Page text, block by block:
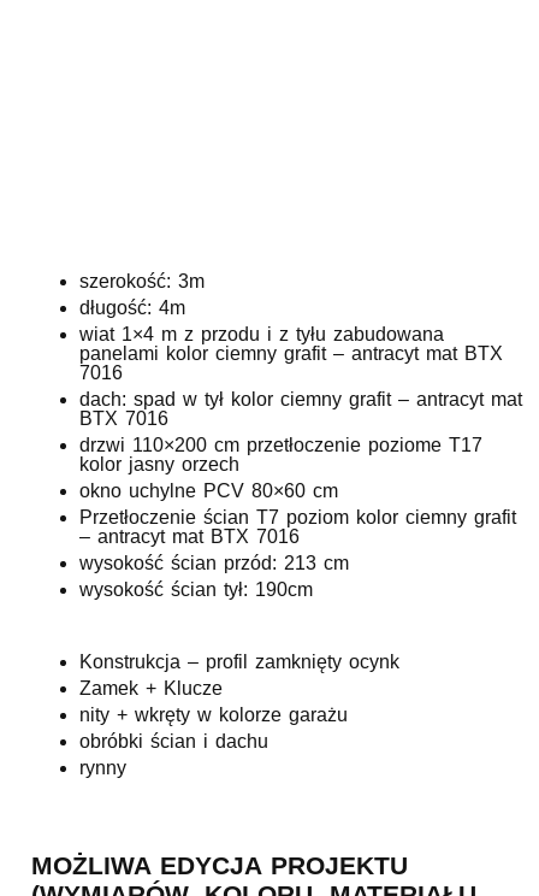
szerokość: 3m
długość: 4m
wiat 1×4 m z przodu i z tyłu zabudowana
panelami kolor ciemny grafit – antracyt mat BTX
7016
dach: spad w tył kolor ciemny grafit – antracyt mat
BTX 7016
drzwi 110×200 cm przetłoczenie poziome T17
kolor jasny orzech
okno uchylne PCV 80×60 cm
Przetłoczenie ścian T7 poziom kolor ciemny grafit
– antracyt mat BTX 7016
wysokość ścian przód: 213 cm
wysokość ścian tył: 190cm
Konstrukcja – profil zamknięty ocynk
Zamek + Klucze
nity + wkręty w kolorze garażu
obróbki ścian i dachu
rynny
MOŻLIWA EDYCJA PROJEKTU